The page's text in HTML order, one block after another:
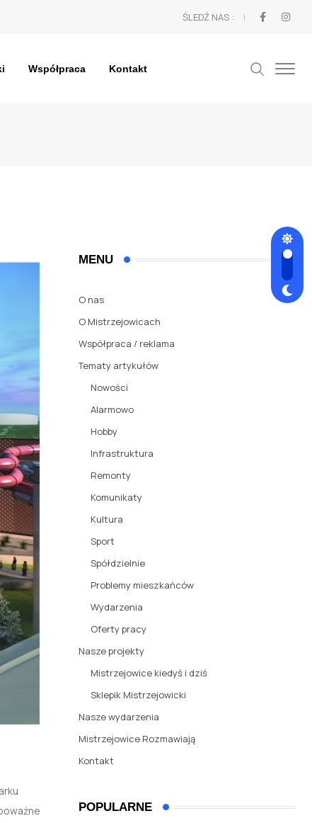
ŚLEDŹ NAS :
Współpraca Kontakt
MENU
O nas
O Mistrzejowicach
Współpraca / reklama
Tematy artykułów
Nowości
Alarmowo
Hobby
Infrastruktura
Remonty
Komunikaty
Kultura
Sport
Spółdzielnie
Problemy mieszkańców
Wydarzenia
Oferty pracy
Nasze projekty
Mistrzejowice kiedyś i dziś
Sklepik Mistrzejowicki
Nasze wydarzenia
Mistrzejowice Rozmawiają
Kontakt
POPULARNE